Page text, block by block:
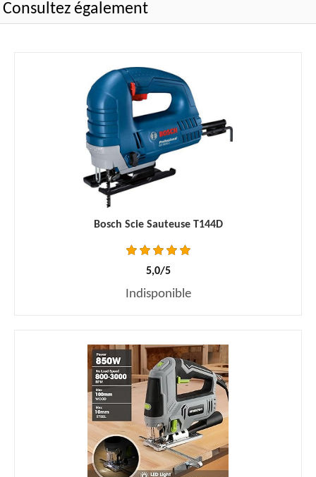
Consultez également
Bosch Scie Sauteuse T144D
5,0/5
Indisponible